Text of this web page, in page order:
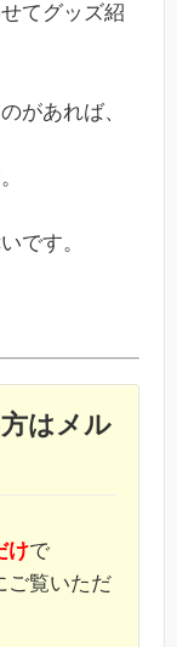
てグッズ紹
があれば、
です。
はメル
けで
ご覧いただ